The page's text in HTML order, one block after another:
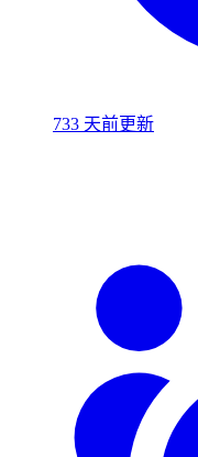
733 天前更新